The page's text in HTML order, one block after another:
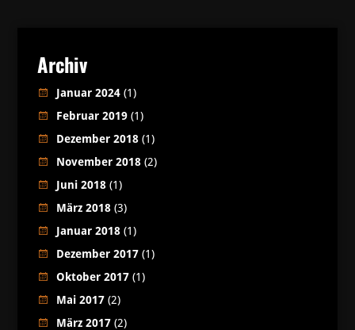
Archiv
Januar 2024(1)
Februar 2019(1)
Dezember 2018(1)
November 2018(2)
Juni 2018(1)
März 2018(3)
Januar 2018(1)
Dezember 2017(1)
Oktober 2017(1)
Mai 2017(2)
März 2017(2)